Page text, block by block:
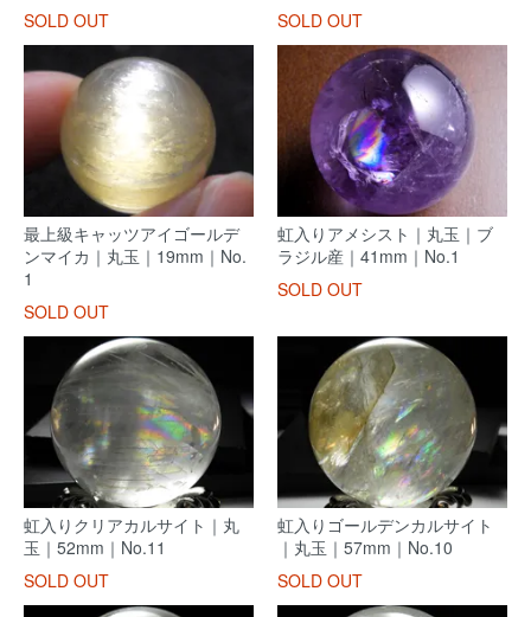
SOLD OUT
SOLD OUT
最上級キャッツアイゴールデ
ンマイカ｜丸玉｜19mm｜No.
1
SOLD OUT
虹入りアメシスト｜丸玉｜ブ
ラジル産｜41mm｜No.1
SOLD OUT
虹入りクリアカルサイト｜丸
玉｜52mm｜No.11
SOLD OUT
虹入りゴールデンカルサイト
｜丸玉｜57mm｜No.10
SOLD OUT